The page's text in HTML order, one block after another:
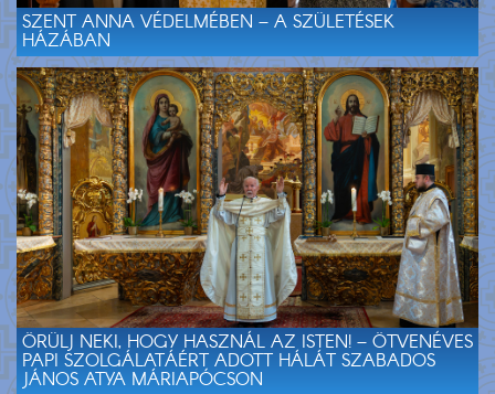
SZENT ANNA VÉDELMÉBEN – A SZÜLETÉSEK
HÁZÁBAN
ÖRÜLJ NEKI, HOGY HASZNÁL AZ ISTEN! – ÖTVENÉVES
PAPI SZOLGÁLATÁÉRT ADOTT HÁLÁT SZABADOS
JÁNOS ATYA MÁRIAPÓCSON